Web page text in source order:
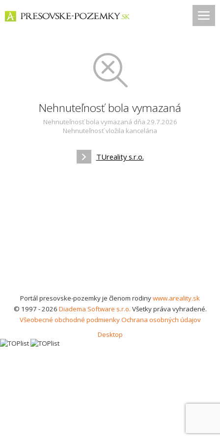
Nehnuteľnosť bola vymazaná
Nehnuteľnosť bola vymazaná dňa 29.7.2026
Nehnuteľnosť vložila kancelária
TUreality s.r.o.
Portál presovske-pozemky je členom rodinywww.areality.sk
© 1997 - 2026 Diadema Software s.r.o. Všetky práva vyhradené.
Všeobecné obchodné podmienkyOchrana osobných údajov
Desktop